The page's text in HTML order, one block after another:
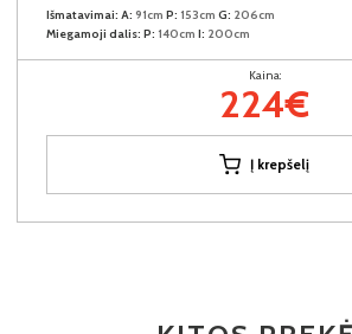
Išmatavimai: A: 91cm P: 153cm G: 206cm
Miegamoji dalis: P: 140cm I: 200cm
Kaina:
224€
Į krepšelį